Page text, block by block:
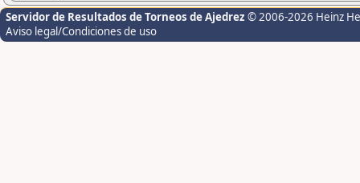
Servidor de Resultados de Torneos de Ajedrez © 2006-2026 Heinz
Aviso legal/Condiciones de uso